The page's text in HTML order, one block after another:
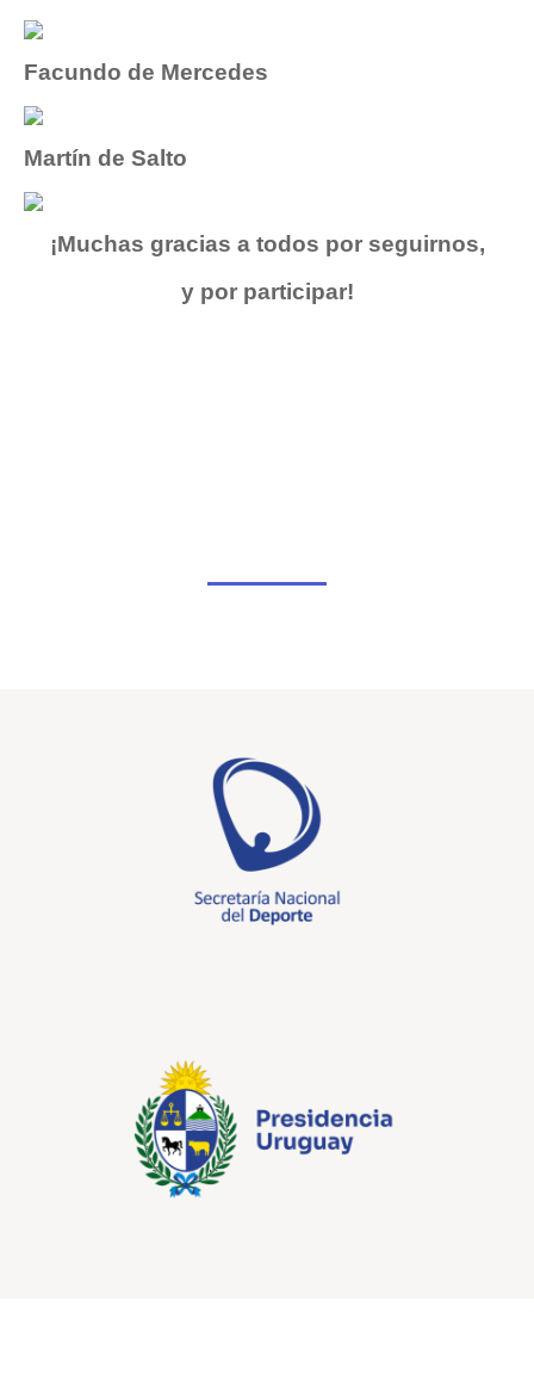
Facundo de Mercedes
Martín de Salto
¡Muchas gracias a todos por seguirnos,
y por participar!